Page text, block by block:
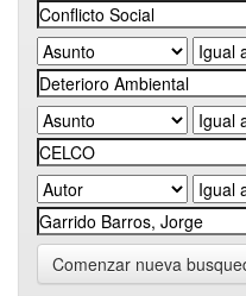
Comenzar nueva